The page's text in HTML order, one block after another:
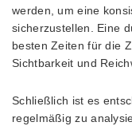
werden, um eine
sicherzustellen. Eine
besten Zeiten für die
Sichtbarkeit und
Schließlich ist es
regelmäßig zu